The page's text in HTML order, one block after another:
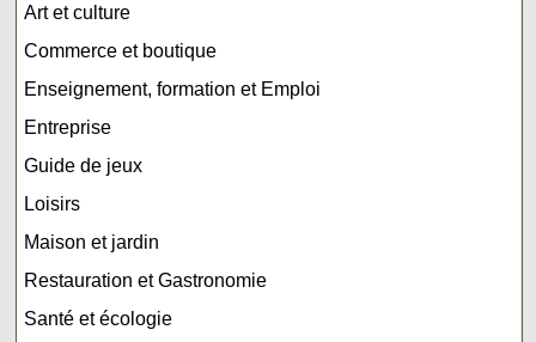
Art et culture
Commerce et boutique
Enseignement, formation et Emploi
Entreprise
Guide de jeux
Loisirs
Maison et jardin
Restauration et Gastronomie
Santé et écologie